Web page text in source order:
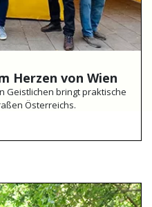
Herzen von Wien
Geistlichen bringt praktische
Österreichs.